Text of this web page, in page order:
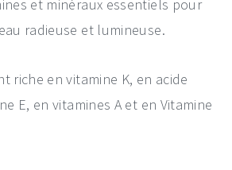
et minéraux essentiels pour
radieuse et lumineuse.
riche en vitamine K, en acide
E, en vitamines A et en Vitamine